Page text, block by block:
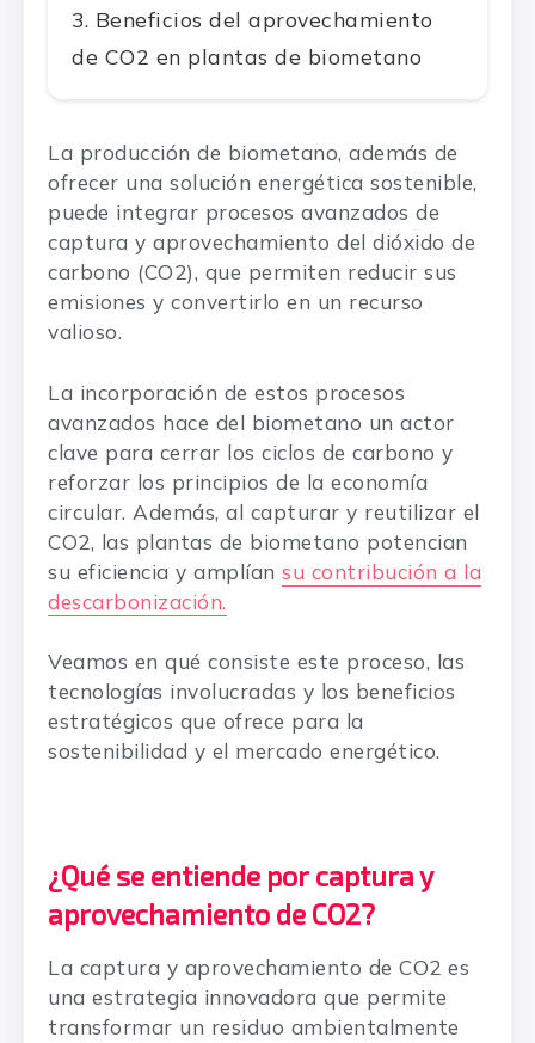
Beneficios del aprovechamiento
de CO2 en plantas de biometano
La producción de biometano, además de
ofrecer una solución energética sostenible,
puede integrar procesos avanzados de
captura y aprovechamiento del dióxido de
carbono (CO2), que permiten reducir sus
emisiones y convertirlo en un recurso
valioso.
La incorporación de estos procesos
avanzados hace del biometano un actor
clave para cerrar los ciclos de carbono y
reforzar los principios de la economía
circular. Además, al capturar y reutilizar el
CO2, las plantas de biometano potencian
su eficiencia y amplían su contribución a la
descarbonización.
Veamos en qué consiste este proceso, las
tecnologías involucradas y los beneficios
estratégicos que ofrece para la
sostenibilidad y el mercado energético.
¿Qué se entiende por captura y
aprovechamiento de CO2?
La captura y aprovechamiento de CO2 es
una estrategia innovadora que permite
transformar un residuo ambientalmente